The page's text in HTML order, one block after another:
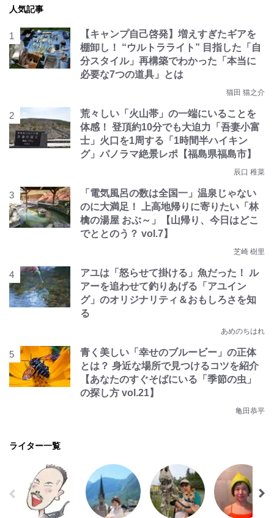
人気記事
【キャンプ自己啓発】増えすぎたギアを
棚卸し！ “ウルトラライト” 目指した「自
分スタイル」再構築でわかった「本当に
必要な7つの道具」とは
猫田 猫之介
荒々しい「火山帯」の一端にいることを
体感！ 登頂約10分でも大迫力「吾妻小富
士」火口を1周する「1時間半ハイキン
グ」パノラマ絶景レポ【福島県福島市】
辰口 稚菜
「電気風呂の数は全国一」温泉じゃない
のに大満足！ 上高地帰りに寄りたい「林
檎の湯屋 おぶ～」【山帰り、今日はどこ
でととのう？ vol.7】
芝崎 樹里
アユは「怒らせて掛ける」魚だった！ ル
アーを追わせて釣りあげる「アユイン
グ」のオリジナリティ＆おもしろさを知
る
あめのちはれ
青く美しい「幸せのブルービー」の正体
とは？ 身近な場所で見つけるコツを紹介
【あなたのすぐそばにいる「季節の虫」
の探し方 vol.21】
亀田恭平
ライター一覧